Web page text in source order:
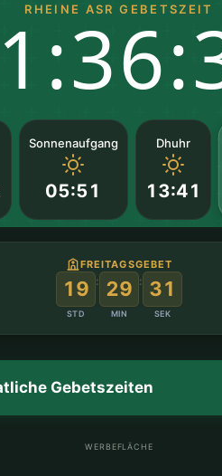
RHEINE ASR GEBETSZEIT
Sonnenaufgang
05:51
Dhuhr
13:41
FREITAGSGEBET
19
STD
: 29
MIN
: 30
SEK
Gebetszeiten
WERBEFLÄCHE